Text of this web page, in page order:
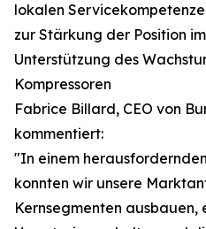
lokalen
zur Stärkung der Position
Unterstützung des
Kompressoren
Fabrice Billard, CEO von
kommentiert:
"In einem
konnten wir unsere
Kernsegmenten ausbauen,